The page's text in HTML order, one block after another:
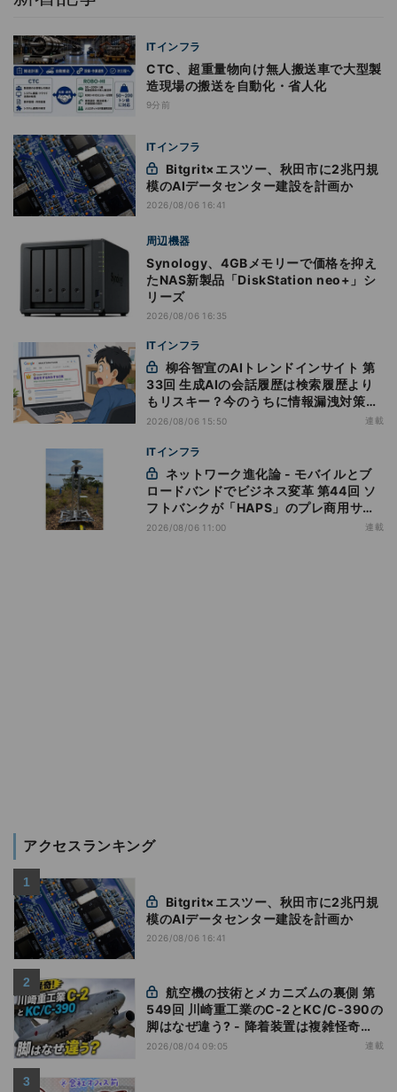
ITインフラ
CTC、超重量物向け無人搬送車で大型製
造現場の搬送を自動化・省人化
9分前
ITインフラ
模のAIデータセンター建設を計画か
2026/08/06 16:41
周辺機器
Synology、4GBメモリーで価格を抑え
たNAS新製品「DiskStation neo+」シ
リーズ
2026/08/06 16:35
ITインフラ
33回 生成AIの会話履歴は検索履歴より
もリスキー？今のうちに情報漏洩対策を
万全にしておこう
2026/08/06 15:50 連載
ITインフラ
ロードバンドでビジネス変革 第44回 ソ
フトバンクが「HAPS」のプレ商用サー
ビス開始を表明、本格的な商用展開のめ
2026/08/06 11:00 連載
アクセスランキング
模のAIデータセンター建設を計画か
2026/08/06 16:41
549回 川崎重工業のC-2とKC/C-390の
脚はなぜ違う? - 降着装置は複雑怪奇
(5)|軍用輸送機(10)
2026/08/04 09:05 連載